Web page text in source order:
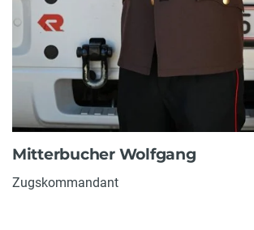
Mitterbucher Wolfgang
Zugskommandant